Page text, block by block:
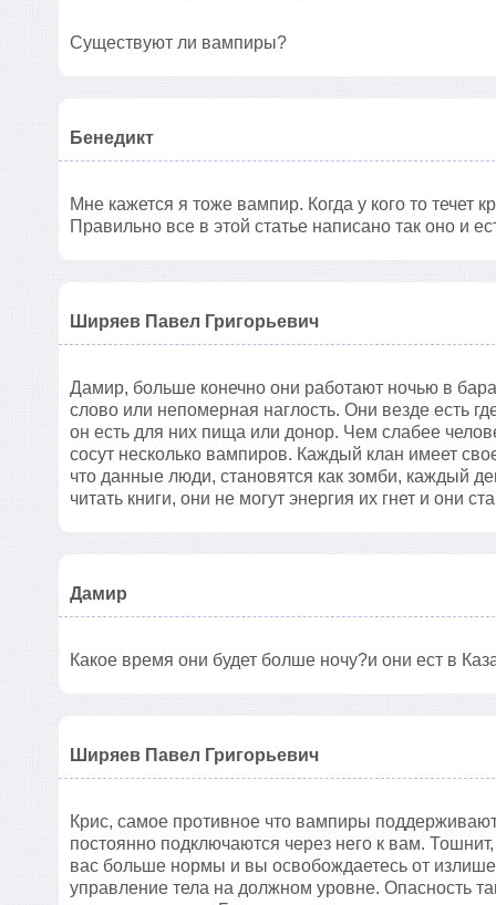
Существуют ли вампиры?
Бенедикт
Мне кажется я тоже вампир. Когда у кого то течет
Правильно все в этой статье написано так оно и
Ширяев Павел Григорьевич
Дамир, больше конечно они работают ночью в
слово или непомерная наглость. Они везде есть
он есть для них пища или донор. Чем слабее
сосут несколько вампиров. Каждый клан имеет
что данные люди, становятся как зомби, каждый
читать книги, они не могут энергия их гнет и они
Дамир
Какое время они будет болше ночу?и они ест в
Ширяев Павел Григорьевич
Крис, самое противное что вампиры
постоянно подключаются через него к вам.
вас больше нормы и вы освобождаетесь от
управление тела на должном уровне. Опасность